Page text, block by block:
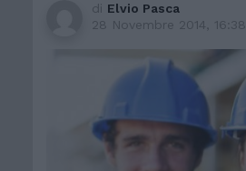
di Elvio Pasca
28 Novembre 2014, 16:38